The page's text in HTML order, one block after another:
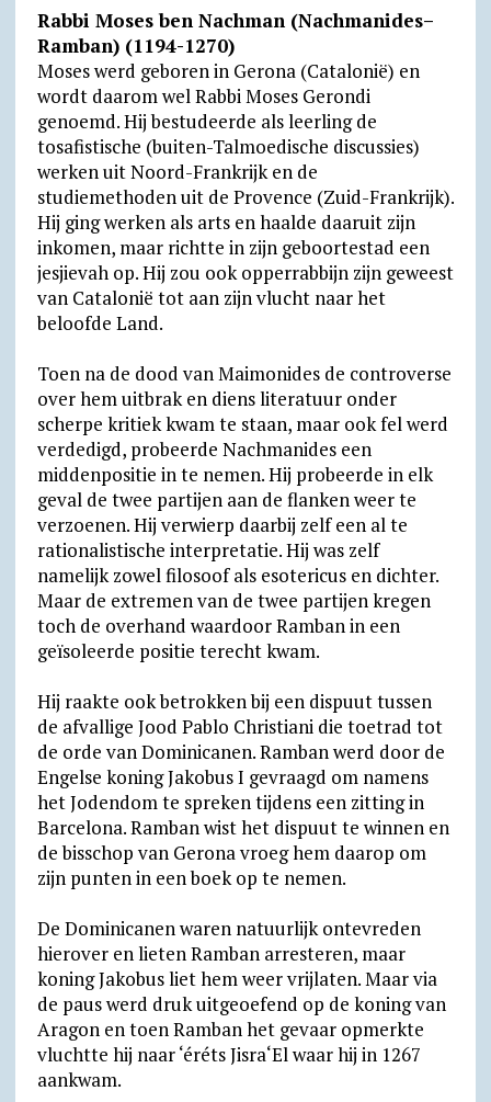
Rabbi Moses ben Nachman (Nachmanides–
Ramban) (1194-1270)
Moses werd geboren in Gerona (Catalonië) en
wordt daarom wel Rabbi Moses Gerondi
genoemd. Hij bestudeerde als leerling de
tosafistische (buiten-Talmoedische discussies)
werken uit Noord-Frankrijk en de
studiemethoden uit de Provence (Zuid-Frankrijk).
Hij ging werken als arts en haalde daaruit zijn
inkomen, maar richtte in zijn geboortestad een
jesjievah op. Hij zou ook opperrabbijn zijn geweest
van Catalonië tot aan zijn vlucht naar het
beloofde Land.
Toen na de dood van Maimonides de controverse
over hem uitbrak en diens literatuur onder
scherpe kritiek kwam te staan, maar ook fel werd
verdedigd, probeerde Nachmanides een
middenpositie in te nemen. Hij probeerde in elk
geval de twee partijen aan de flanken weer te
verzoenen. Hij verwierp daarbij zelf een al te
rationalistische interpretatie. Hij was zelf
namelijk zowel filosoof als esotericus en dichter.
Maar de extremen van de twee partijen kregen
toch de overhand waardoor Ramban in een
geïsoleerde positie terecht kwam.
Hij raakte ook betrokken bij een dispuut tussen
de afvallige Jood Pablo Christiani die toetrad tot
de orde van Dominicanen. Ramban werd door de
Engelse koning Jakobus I gevraagd om namens
het Jodendom te spreken tijdens een zitting in
Barcelona. Ramban wist het dispuut te winnen en
de bisschop van Gerona vroeg hem daarop om
zijn punten in een boek op te nemen.
De Dominicanen waren natuurlijk ontevreden
hierover en lieten Ramban arresteren, maar
koning Jakobus liet hem weer vrijlaten. Maar via
de paus werd druk uitgeoefend op de koning van
Aragon en toen Ramban het gevaar opmerkte
vluchtte hij naar ‘éréts Jisra‘El waar hij in 1267
aankwam.